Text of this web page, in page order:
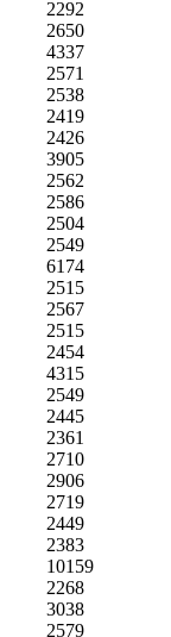
2292
2650
4337
2571
2538
2419
2426
3905
2562
2586
2504
2549
6174
2515
2567
2515
2454
4315
2549
2445
2361
2710
2906
2719
2449
2383
10159
2268
3038
2579